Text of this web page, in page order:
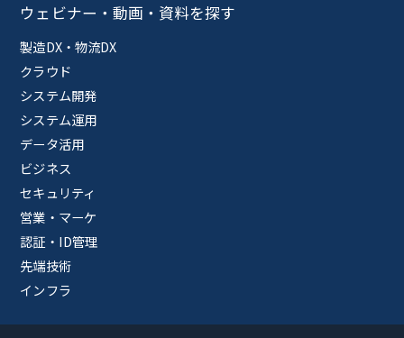
ウェビナー・動画・資料を探す
製造DX・物流DX
クラウド
システム開発
システム運用
データ活用
ビジネス
セキュリティ
営業・マーケ
認証・ID管理
先端技術
インフラ